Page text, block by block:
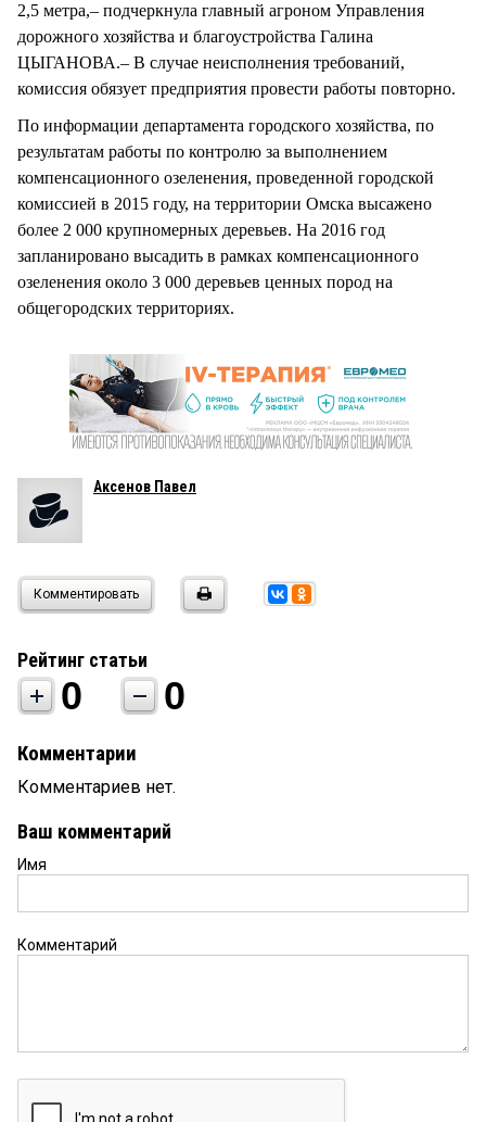
2,5 метра,– подчеркнула главный агроном Управления
дорожного хозяйства и благоустройства Галина
ЦЫГАНОВА.– В случае неисполнения требований,
комиссия обязует предприятия провести работы повторно.
По информации департамента городского хозяйства, по
результатам работы по контролю за выполнением
компенсационного озеленения, проведенной городской
комиссией в 2015 году, на территории Омска высажено
более 2 000 крупномерных деревьев. На 2016 год
запланировано высадить в рамках компенсационного
озеленения около 3 000 деревьев ценных пород на
общегородских территориях.
Аксенов Павел
Комментировать
Рейтинг статьи
0 0
Комментарии
Комментариев нет.
Ваш комментарий
Имя
Комментарий